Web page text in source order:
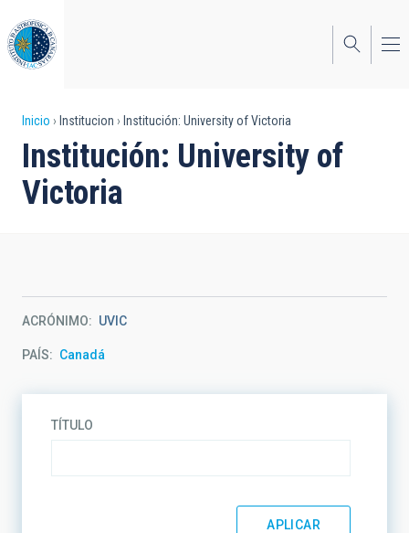
al
contenido
principal
Sobrescribir
enlaces
de
navegación
Inicio Institucion Institución: University of Victoria
Institución: University of
Victoria
ACRÓNIMO UVIC
PAÍS Canadá
TÍTULO